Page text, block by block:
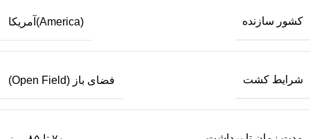
کشور سازنده (America)آمریکا
شرایط کشت فضای باز (Open Field)